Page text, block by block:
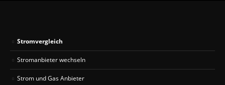
Stromvergleich
Stromanbieter wechseln
Strom und Gas Anbieter